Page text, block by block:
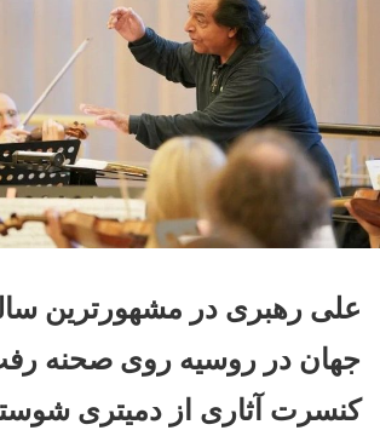
علی رهبری در مشهورترین
جهان در روسیه روی صحنه
کنسرت آثاری از دمیتری